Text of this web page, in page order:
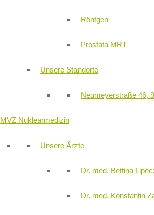
Röntgen
Prostata MRT
Unsere Standorte
Neumeyerstraße 46,
MVZ Nuklearmedizin
Unsere Ärzte
Dr. med. Bettina
Dr. med. Konstantin